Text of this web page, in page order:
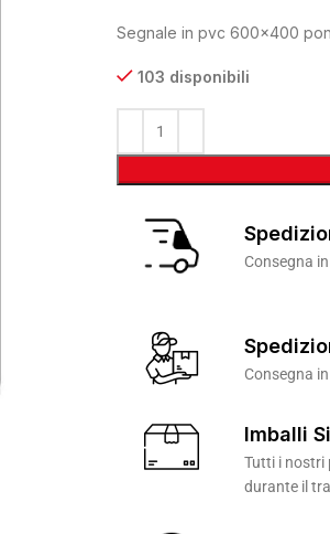
Segnale in pvc 600×400
103 disponibili
Consegna in
Consegna
Imballi
Tutti i nostri
durante il